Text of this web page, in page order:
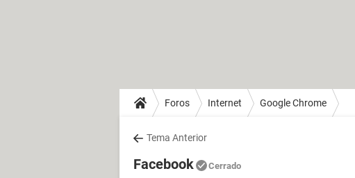
Foros Internet Google Chrome
Tema Anterior
Facebook Cerrado